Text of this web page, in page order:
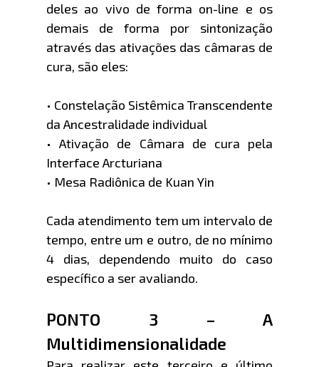
deles ao vivo de forma on-line e os
demais de forma por sintonização
através das ativações das câmaras de
cura, são eles:
• Constelação Sistêmica Transcendente
da Ancestralidade individual
• Ativação de Câmara de cura pela
Interface Arcturiana
• Mesa Radiônica de Kuan Yin
Cada atendimento tem um intervalo de
tempo, entre um e outro, de no mínimo
4 dias, dependendo muito do caso
específico a ser avaliando.
PONTO 3 – A
Multidimensionalidade